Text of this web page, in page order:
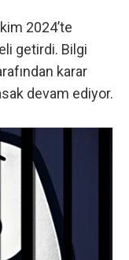
2024’te
getirdi. Bilgi
karar
devam ediyor.